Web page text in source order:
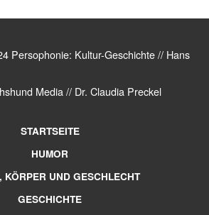
Persophonie: Kultur-Geschichte // Hans
Media // Dr. Claudia Preckel
STARTSEITE
HUMOR
KÖRPER UND GESCHLECHT
GESCHICHTE